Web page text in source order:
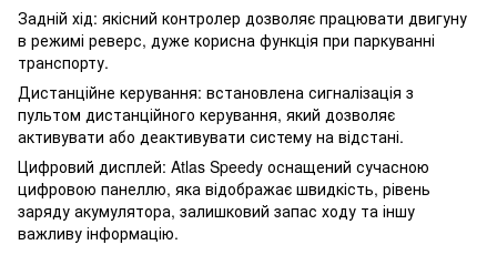
Задній хід: якісний контролер дозволяє працювати двигуну
в режимі реверс, дуже корисна функція при паркуванні
транспорту.
Дистанційне керування: встановлена ​​сигналізація з
пультом дистанційного керування, який дозволяє
активувати або деактивувати систему на відстані.
Цифровий дисплей: Atlas Speedy оснащений сучасною
цифровою панеллю, яка відображає швидкість, рівень
заряду акумулятора, залишковий запас ходу та іншу
важливу інформацію.